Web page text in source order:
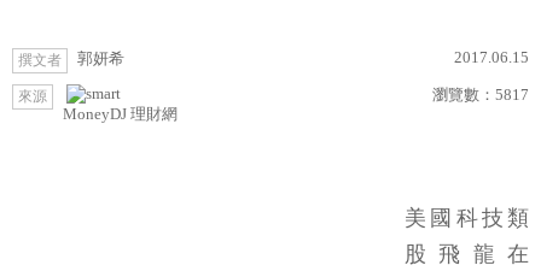
撰文者 郭妍希 2017.06.15
來源
MoneyDJ 理財網
瀏覽數： 5817
美國科技類
股飛龍在